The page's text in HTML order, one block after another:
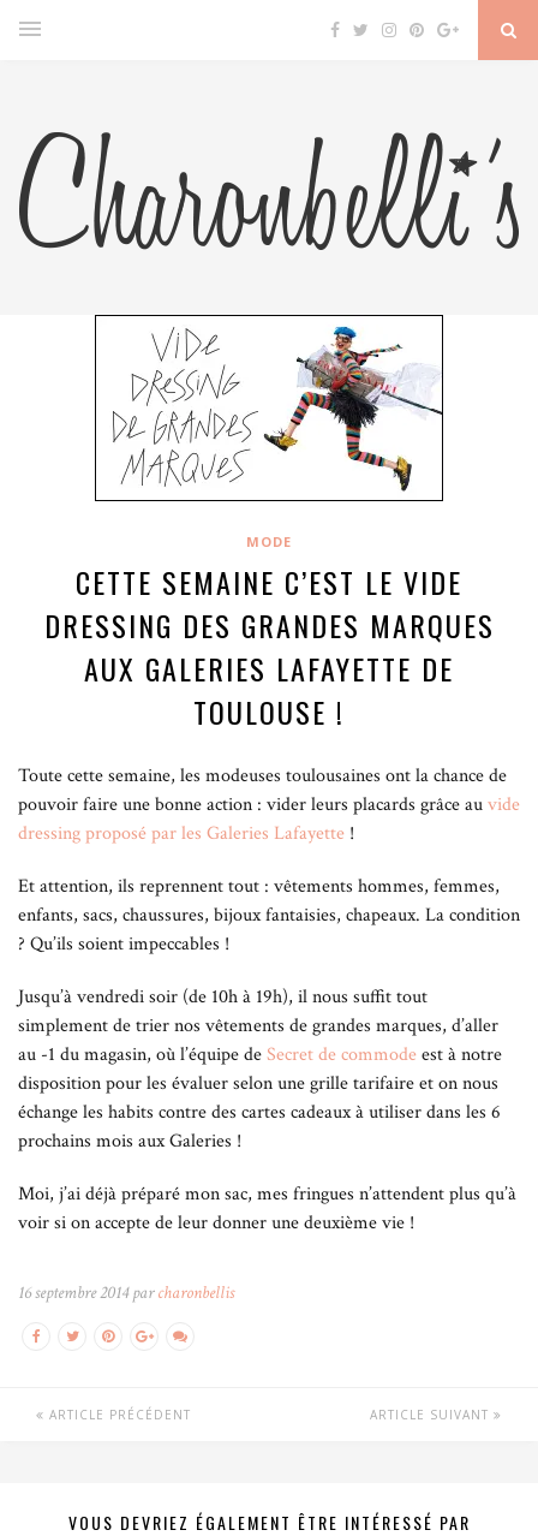
MODE
CETTE SEMAINE C’EST LE VIDE
DRESSING DES GRANDES MARQUES
AUX GALERIES LAFAYETTE DE
TOULOUSE !
Toute cette semaine, les modeuses toulousaines ont la chance de
pouvoir faire une bonne action : vider leurs placards grâce auvide
dressing proposé par les Galeries Lafayette !
Et attention, ils reprennent tout : vêtements hommes, femmes,
enfants, sacs, chaussures, bijoux fantaisies, chapeaux. La condition
? Qu’ils soient impeccables !
Jusqu’à vendredi soir (de 10h à 19h), il nous suffit tout
simplement de trier nos vêtements de grandes marques, d’aller
au -1 du magasin, où l’équipe deSecret de commodeest à notre
disposition pour les évaluer selon une grille tarifaire et on nous
échange les habits contre des cartes cadeaux à utiliser dans les 6
prochains mois aux Galeries !
Moi, j’ai déjà préparé mon sac, mes fringues n’attendent plus qu’à
voir si on accepte de leur donner une deuxième vie !
16 septembre 2014 parcharonbellis
ARTICLE PRÉCÉDENT ARTICLE SUIVANT
VOUS DEVRIEZ ÉGALEMENT ÊTRE INTÉRESSÉ PAR